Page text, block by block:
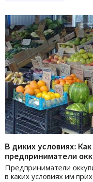
В диких условиях:
предприниматели
Предприниматели
в каких условиях им